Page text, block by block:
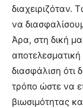
διαχειριζόταν.
να
Άρα, στη δική
διασφάλιση ότι
τρόπο ώστε να
βιωσιμότητας